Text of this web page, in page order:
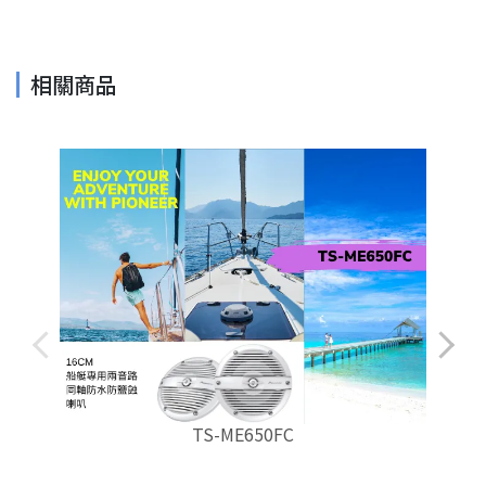
相關商品
TS-ME650FC